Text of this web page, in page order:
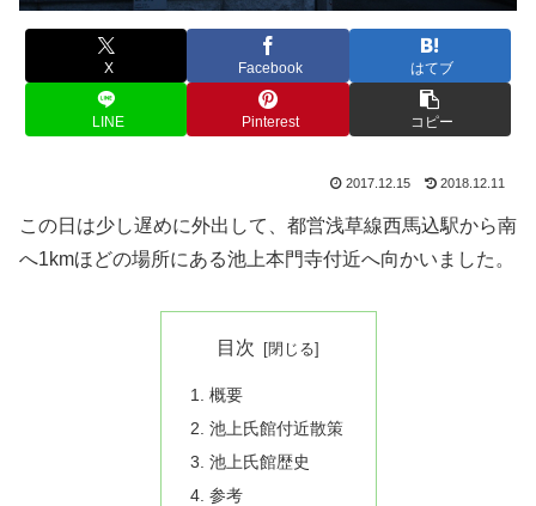
X Facebook はてブ
LINE Pinterest コピー
2017.12.15 2018.12.11
この日は少し遅めに外出して、都営浅草線西馬込駅から南
へ1kmほどの場所にある池上本門寺付近へ向かいました。
目次
概要
池上氏館付近散策
池上氏館歴史
参考